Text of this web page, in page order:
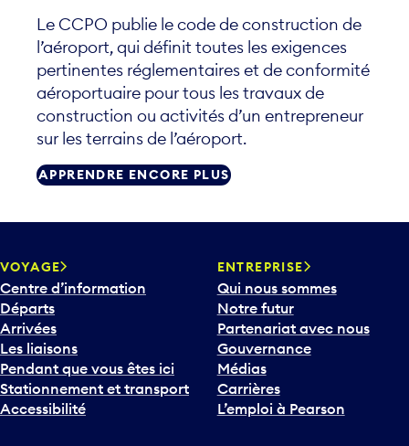
Le CCPO publie le code de construction de
l’aéroport, qui définit toutes les exigences
pertinentes réglementaires et de conformité
aéroportuaire pour tous les travaux de
construction ou activités d’un entrepreneur
sur les terrains de l’aéroport.
APPRENDRE ENCORE PLUS
VOYAGE
Centre d’information
Départs
Arrivées
Les liaisons
Pendant que vous êtes ici
Stationnement et transport
Accessibilité
ENTREPRISE
Qui nous sommes
Notre futur
Partenariat avec nous
Gouvernance
Médias
Carrières
L’emploi à Pearson